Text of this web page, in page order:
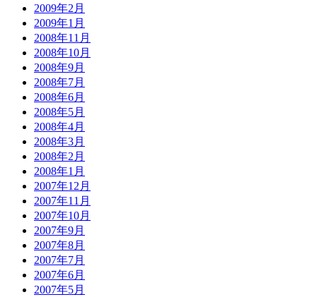
2009年2月
2009年1月
2008年11月
2008年10月
2008年9月
2008年7月
2008年6月
2008年5月
2008年4月
2008年3月
2008年2月
2008年1月
2007年12月
2007年11月
2007年10月
2007年9月
2007年8月
2007年7月
2007年6月
2007年5月